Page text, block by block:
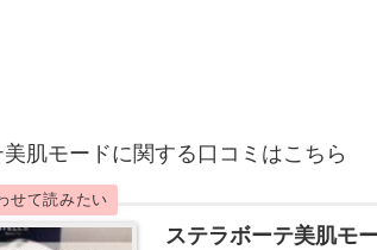
肌モードに関する口コミはこちら
ステラボーテ美肌モ